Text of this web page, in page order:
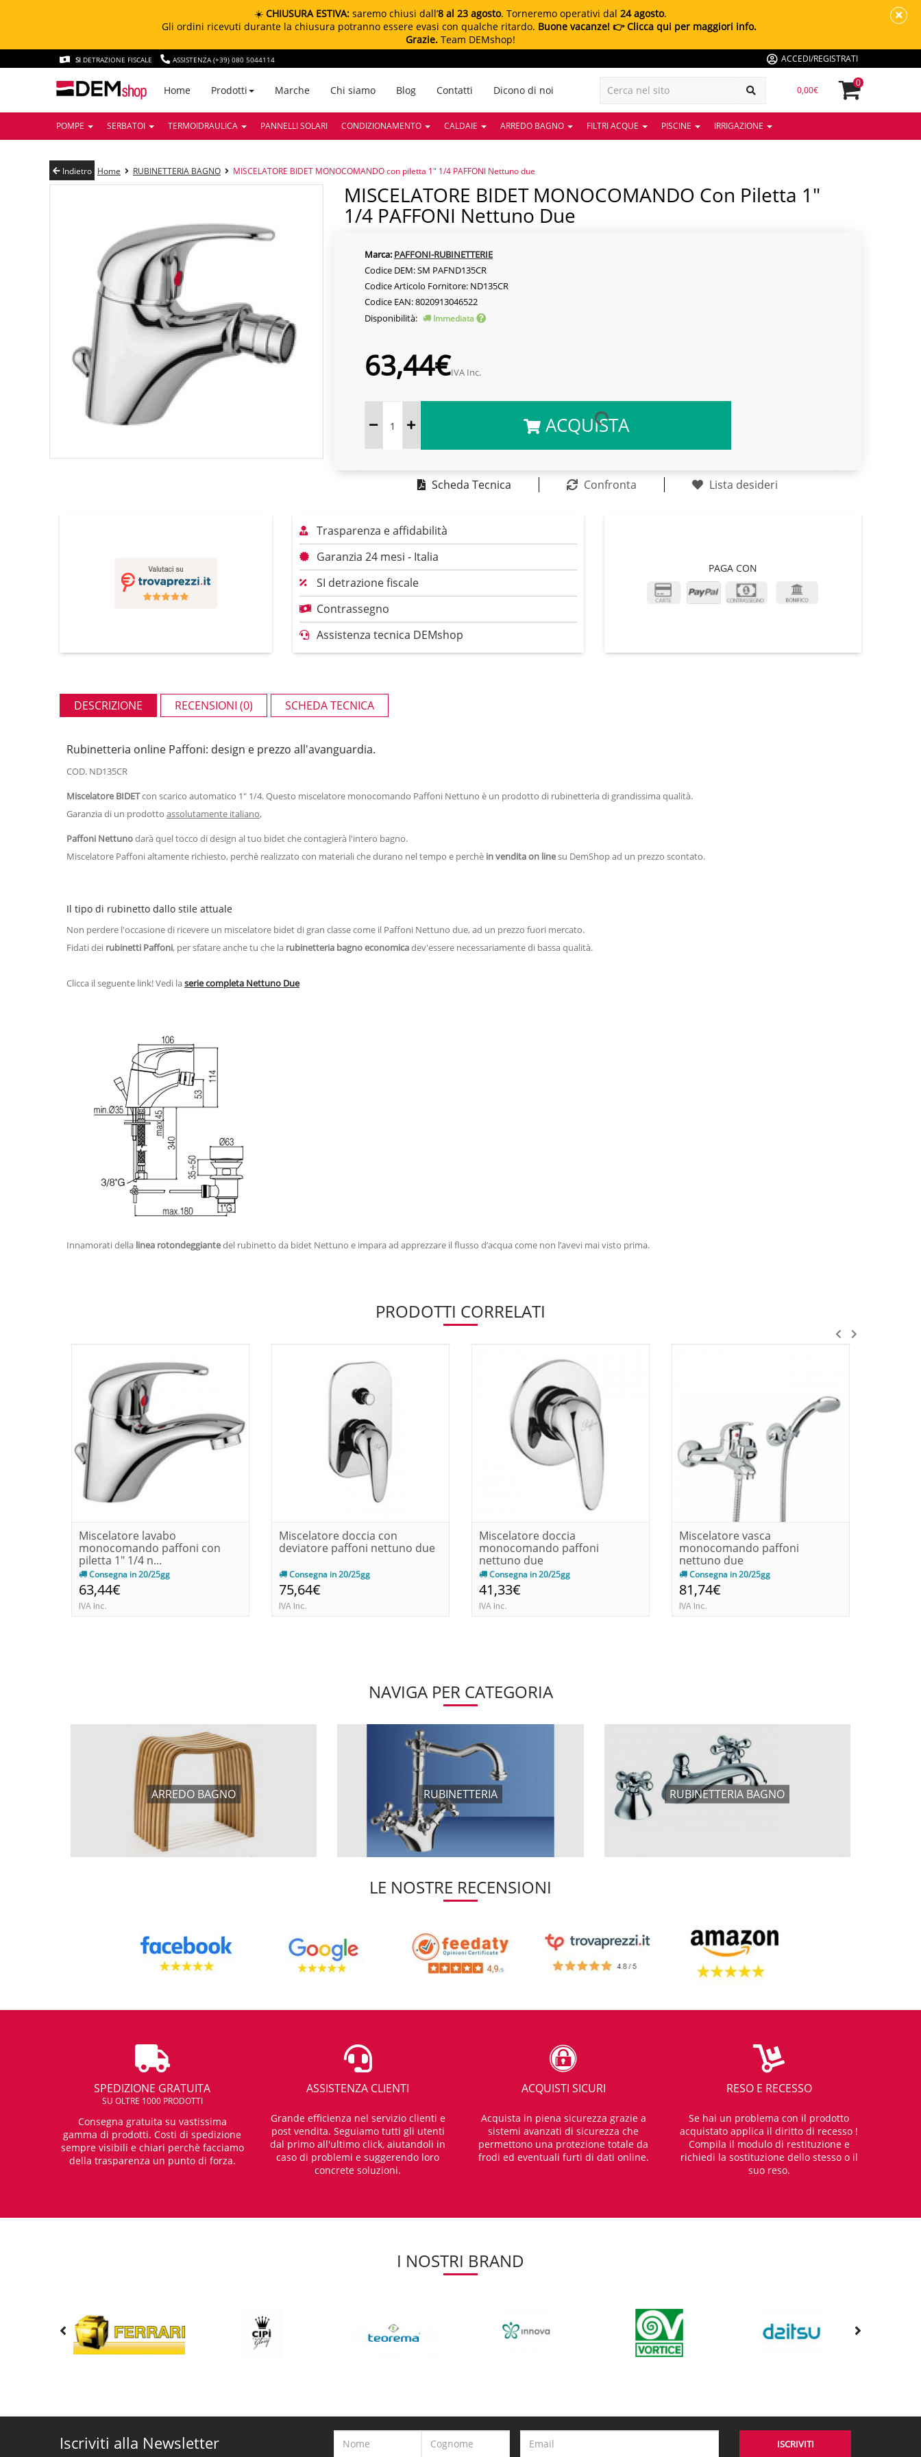
☀️ CHIUSURA ESTIVA: saremo chiusi dall’8 al 23 agosto. Torneremo operativi dal 24 agosto.
Gli ordini ricevuti durante la chiusura potranno essere evasi con qualche ritardo. Buone vacanze! 👉 Clicca qui per maggiori info.
Grazie. Team DEMshop!
SI DETRAZIONE FISCALE ASSISTENZA (+39) 080 5044114 ACCEDI/REGISTRATI
Home Prodotti Marche Chi siamo Blog Contatti Dicono di noi 0,00€
0
POMPE SERBATOI TERMOIDRAULICA PANNELLI SOLARI CONDIZIONAMENTO CALDAIE ARREDO BAGNO FILTRI ACQUE PISCINE IRRIGAZIONE
Indietro Home RUBINETTERIA BAGNO MISCELATORE BIDET MONOCOMANDO con piletta 1" 1/4 PAFFONI Nettuno due
MISCELATORE BIDET MONOCOMANDO Con Piletta 1"
1/4 PAFFONI Nettuno Due
Marca: PAFFONI-RUBINETTERIE
Codice DEM: SM PAFND135CR
Codice Articolo Fornitore: ND135CR
Codice EAN: 8020913046522
Disponibilità:
Immediata
63,44€IVA Inc.
ACQUISTA
Scheda Tecnica Confronta Lista desideri
Trasparenza e affidabilità
Garanzia 24 mesi - Italia
SI detrazione fiscale
Contrassegno
Assistenza tecnica DEMshop
PAGA CON
DESCRIZIONE RECENSIONI (0) SCHEDA TECNICA
Rubinetteria online Paffoni: design e prezzo all'avanguardia.
COD. ND135CR
Miscelatore BIDETcon scarico automatico 1" 1/4. Questo miscelatore monocomando Paffoni Nettuno è un prodotto di rubinetteria di grandissima qualità.
Garanzia di un prodotto assolutamente italiano,
Paffoni Nettunodarà quel tocco di design al tuo bidet che contagierà l'intero bagno.
Miscelatore Paffoni altamente richiesto, perchè realizzato con materiali che durano nel tempo e perchè in venditaon linesu DemShop ad un prezzo scontato.
Il tipo di rubinetto dallo stile attuale
Non perdere l'occasione di ricevere un miscelatore bidet di gran classe come il Paffoni Nettuno due, ad un prezzo fuori mercato.
Fidati dei rubinetti Paffoni, per sfatare anche tu che la rubinetteria bagno economicadev'essere necessariamente di bassa qualità.
Clicca il seguente link! Vedi laserie completa Nettuno Due
Innamorati della linea rotondeggiantedel rubinetto da bidet Nettuno e impara ad apprezzare il flusso d’acqua come non l’avevi mai visto prima.
PRODOTTI CORRELATI
Miscelatore lavabo
monocomando paffoni con
piletta 1" 1/4 n...
Consegna in 20/25gg
63,44€
IVA Inc.
Miscelatore doccia con
deviatore paffoni nettuno due
Consegna in 20/25gg
75,64€
IVA Inc.
Miscelatore doccia
monocomando paffoni
nettuno due
Consegna in 20/25gg
41,33€
IVA Inc.
Miscelatore vasca
monocomando paffoni
nettuno due
Consegna in 20/25gg
81,74€
IVA Inc.
NAVIGA PER CATEGORIA
ARREDO BAGNO RUBINETTERIA RUBINETTERIA BAGNO
LE NOSTRE RECENSIONI
SPEDIZIONE GRATUITA
SU OLTRE 1000 PRODOTTI
Consegna gratuita su vastissima
gamma di prodotti. Costi di spedizione
sempre visibili e chiari perchè facciamo
della trasparenza un punto di forza.
ASSISTENZA CLIENTI
Grande efficienza nel servizio clienti e
post vendita. Seguiamo tutti gli utenti
dal primo all'ultimo click, aiutandoli in
caso di problemi e suggerendo loro
concrete soluzioni.
ACQUISTI SICURI
Acquista in piena sicurezza grazie a
sistemi avanzati di sicurezza che
permettono una protezione totale da
frodi ed eventuali furti di dati online.
RESO E RECESSO
Se hai un problema con il prodotto
acquistato applica il diritto di recesso !
Compila il modulo di restituzione e
richiedi la sostituzione dello stesso o il
suo reso.
I NOSTRI BRAND
Iscriviti alla Newsletter ISCRIVITI